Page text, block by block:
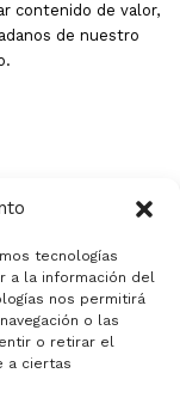
tecnologías
a la información del
nos permitirá
o las
o retirar el
a ciertas
contenido de valor,
de nuestro